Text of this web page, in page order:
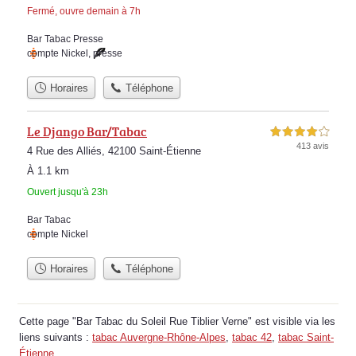
Fermé, ouvre demain à 7h
Bar Tabac Presse
compte Nickel presse
Horaires Téléphone
Le Django Bar/Tabac
4 Rue des Alliés, 42100 Saint-Étienne
À 1.1 km
Ouvert jusqu'à 23h
4,0 étoiles sur 5
413 avis
Bar Tabac
compte Nickel
Horaires Téléphone
Cette page "Bar Tabac du Soleil Rue Tiblier Verne" est visible via les
liens suivants : tabac Auvergne-Rhône-Alpes, tabac 42, tabac Saint-
Étienne